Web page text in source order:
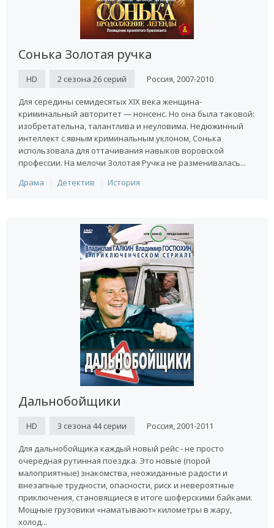
Сонька Золотая ручка
HD 2 сезона 26 серий Россия, 2007-2010
Для середины семидесятых XIX века женщина-
криминальный авторитет — нонсенс. Но она была таковой:
изобретательна, талантлива и неуловима. Недюжинный
интеллект с явным криминальным уклоном, Сонька
использовала для оттачивания навыков воровской
профессии. На мелочи Золотая Ручка не разменивалась...
Драма
Детектив История
Дальнобойщики
HD 3 сезона 44 серии Россия, 2001-2011
Для дальнобойщика каждый новый рейс - не просто
очередная рутинная поездка. Это новые (порой
малоприятные) знакомства, неожиданные радости и
внезапные трудности, опасности, риск и невероятные
приключения, становящиеся в итоге шоферскими байками.
Мощные грузовики «наматывают» километры в жару,
холод...